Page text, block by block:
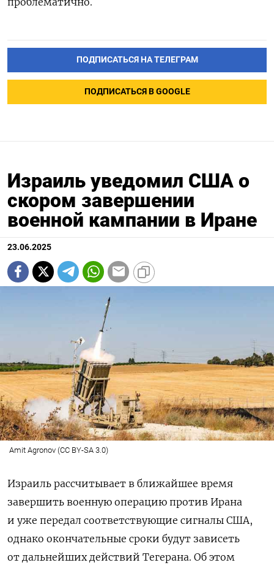
ПОДПИСАТЬСЯ НА ТЕЛЕГРАМ
ПОДПИСАТЬСЯ В GOOGLE
Израиль уведомил США о
скором завершении
военной кампании в Иране
23.06.2025
Amit Agronov (CC BY-SA 3.0)
Израиль рассчитывает в ближайшее время
завершить военную операцию против Ирана
и уже передал соответствующие сигналы США,
однако окончательные сроки будут зависеть
от дальнейших действий Тегерана. Об этом